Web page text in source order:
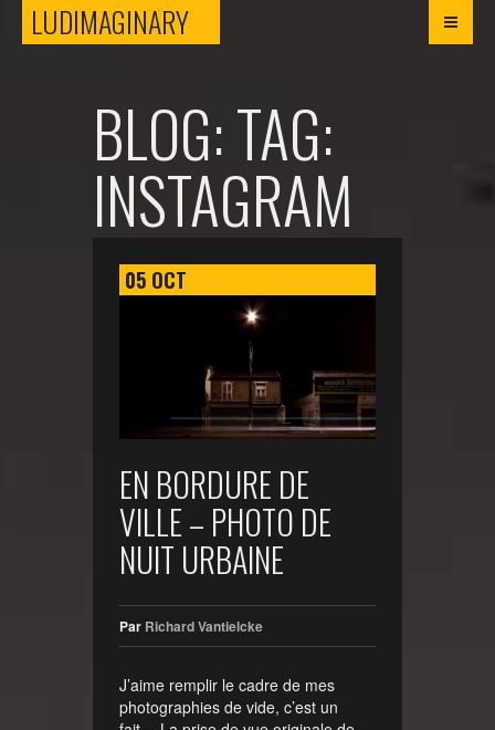
LUDIMAGINARYLUDIMAGINARY
BLOG: TAG:
INSTAGRAM
05 OCT
EN BORDURE DE
VILLE – PHOTO DE
NUIT URBAINE
Par Richard Vantielcke
J’aime remplir le cadre de mes
photographies de vide, c’est un